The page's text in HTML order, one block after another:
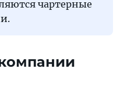
чартерные